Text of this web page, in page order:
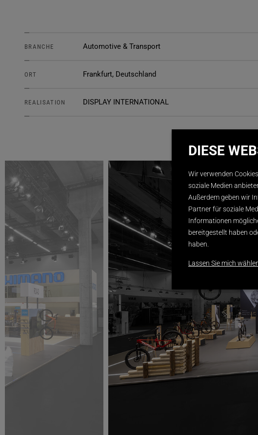
BRANCHE Automotive & Transport
ORT Frankfurt, Deutschland
REALISATION DISPLAY INTERNATIONAL
DIESE
Wir verwenden
soziale Medien
Außerdem geben wir
Partner für soziale
Informationen
bereitgestellt haben
haben.
Lassen Sie mich